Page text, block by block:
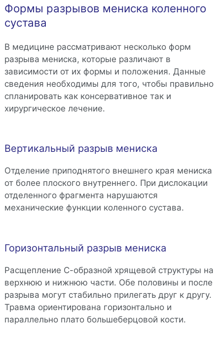
Формы разрывов мениска коленного
сустава
В медицине рассматривают несколько форм
разрыва мениска, которые различают в
зависимости от их формы и положения. Данные
сведения необходимы для того, чтобы правильно
спланировать как консервативное так и
хирургическое лечение.
Вертикальный разрыв мениска
Отделение приподнятого внешнего края мениска
от более плоского внутреннего. При дислокации
отделенного фрагмента нарушаются
механические функции коленного сустава.
Горизонтальный разрыв мениска
Расщепление С-образной хрящевой структуры на
верхнюю и нижнюю части. Обе половины и после
разрыва могут стабильно прилегать друг к другу.
Травма ориентирована горизонтально и
параллельно плато большеберцовой кости.